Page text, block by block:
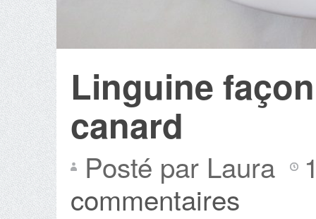
Linguine
canard
Posté par Laura
commentaires